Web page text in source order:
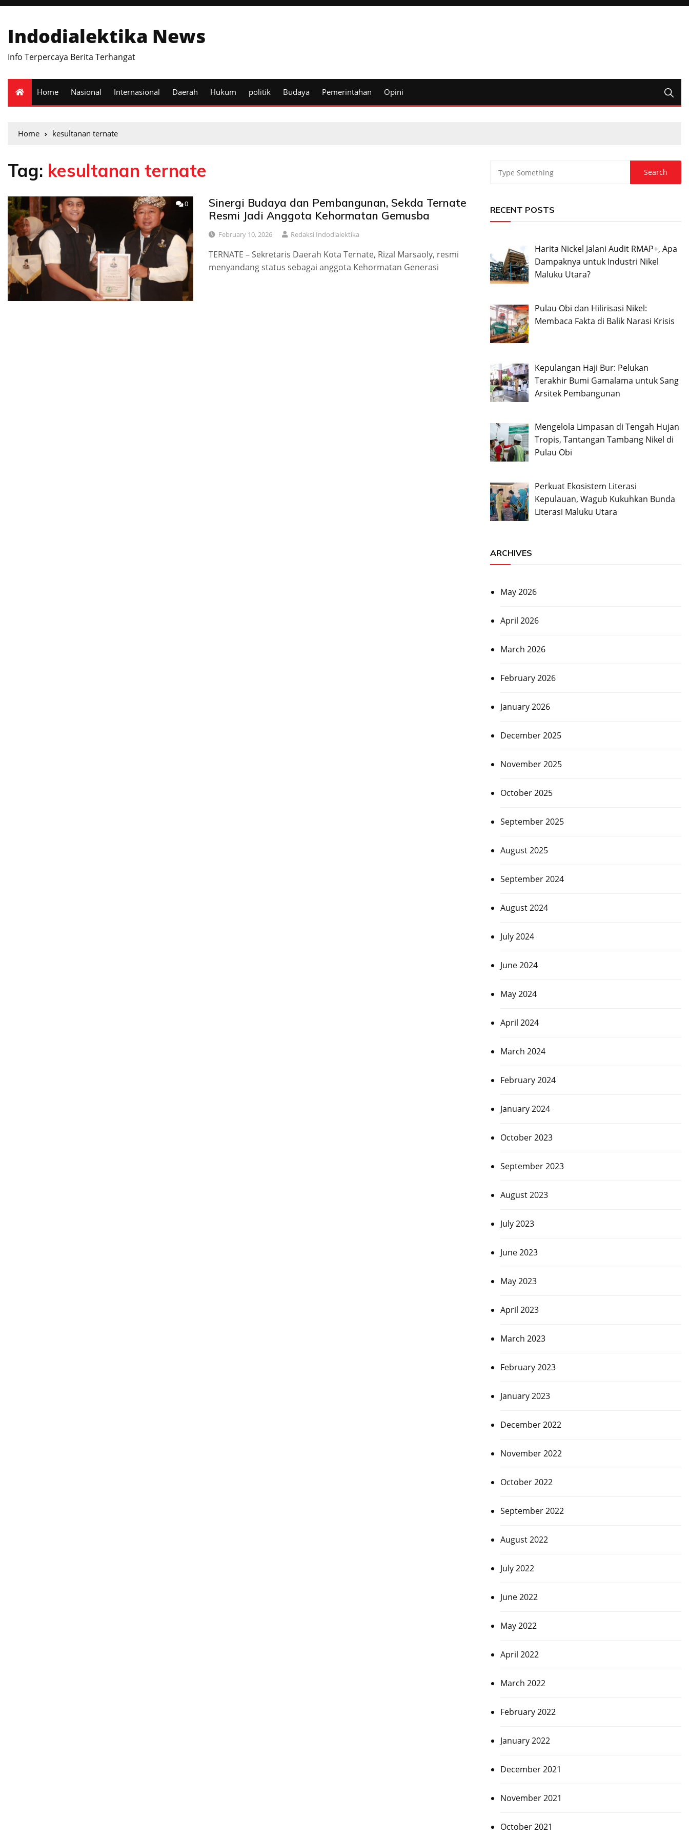
Indodialektika News
Info Terpercaya Berita Terhangat
Home Nasional Internasional Daerah Hukum politik Budaya Pemerintahan Opini
Home kesultanan ternate
Tag: kesultanan ternate
0
Sinergi Budaya dan Pembangunan, Sekda Ternate
Resmi Jadi Anggota Kehormatan Gemusba
February 10, 2026 Redaksi Indodialektika
TERNATE – Sekretaris Daerah Kota Ternate, Rizal Marsaoly, resmi
menyandang status sebagai anggota Kehormatan Generasi
RECENT POSTS
Harita Nickel Jalani Audit RMAP+, Apa
Dampaknya untuk Industri Nikel
Maluku Utara?
Pulau Obi dan Hilirisasi Nikel:
Membaca Fakta di Balik Narasi Krisis
Kepulangan Haji Bur: Pelukan
Terakhir Bumi Gamalama untuk Sang
Arsitek Pembangunan
Mengelola Limpasan di Tengah Hujan
Tropis, Tantangan Tambang Nikel di
Pulau Obi
Perkuat Ekosistem Literasi
Kepulauan, Wagub Kukuhkan Bunda
Literasi Maluku Utara
ARCHIVES
May 2026
April 2026
March 2026
February 2026
January 2026
December 2025
November 2025
October 2025
September 2025
August 2025
September 2024
August 2024
July 2024
June 2024
May 2024
April 2024
March 2024
February 2024
January 2024
October 2023
September 2023
August 2023
July 2023
June 2023
May 2023
April 2023
March 2023
February 2023
January 2023
December 2022
November 2022
October 2022
September 2022
August 2022
July 2022
June 2022
May 2022
April 2022
March 2022
February 2022
January 2022
December 2021
November 2021
October 2021